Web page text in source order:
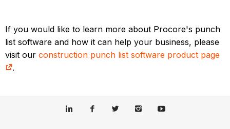
If you would like to learn more about Procore's punch
list software and how it can help your business, please
visit ourconstruction punch list software product page
.